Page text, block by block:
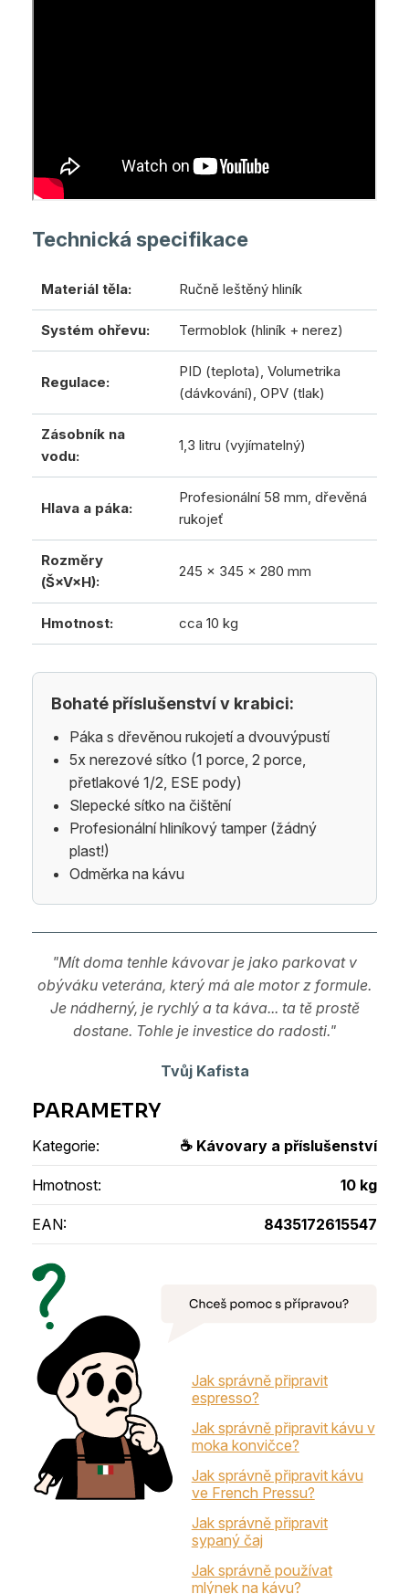
Technická specifikace
Materiál těla: Ručně leštěný hliník
Systém ohřevu: Termoblok (hliník + nerez)
Regulace:
PID (teplota), Volumetrika
(dávkování), OPV (tlak)
Zásobník na
vodu:
1,3 litru (vyjímatelný)
Hlava a páka:
Profesionální 58 mm, dřevěná
rukojeť
Rozměry
(Š×V×H):
245 x 345 x 280 mm
Hmotnost: cca 10 kg
Bohaté příslušenství v krabici:
Páka s dřevěnou rukojetí a dvouvýpustí
5x nerezové sítko (1 porce, 2 porce,
přetlakové 1/2, ESE pody)
Slepecké sítko na čištění
Profesionální hliníkový tamper (žádný
plast!)
Odměrka na kávu
"Mít doma tenhle kávovar je jako parkovat v
obýváku veterána, který má ale motor z formule.
Je nádherný, je rychlý a ta káva... ta tě prostě
dostane. Tohle je investice do radosti."
Tvůj Kafista
Kategorie: ☕ Kávovary a příslušenství
Hmotnost: 10 kg
EAN: 8435172615547
Jak správně připravit
espresso?
Jak správně připravit kávu v
moka konvičce?
Jak správně připravit kávu
ve French Pressu?
Jak správně připravit
sypaný čaj
Jak správně používat
mlýnek na kávu?